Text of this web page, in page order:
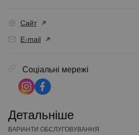
Сайт
E-mail
Соціальні мережі
Детальніше
ВАРІАНТИ ОБСЛУГОВУВАННЯ